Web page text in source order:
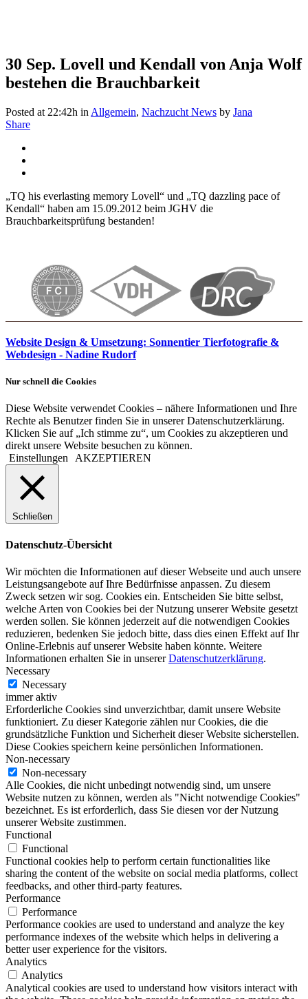
30 Sep. Lovell und Kendall von Anja Wolf
bestehen die Brauchbarkeit
Posted at 22:42h in Allgemein, Nachzucht News by Jana
Share
„TQ his everlasting memory Lovell“ und „TQ dazzling pace of
Kendall“ haben am 15.09.2012 beim JGHV die
Brauchbarkeitsprüfung bestanden!
Website Design & Umsetzung: Sonnentier Tierfotografie &
Webdesign - Nadine Rudorf
Nur schnell die Cookies
Diese Website verwendet Cookies – nähere Informationen und Ihre
Rechte als Benutzer finden Sie in unserer Datenschutzerklärung.
Klicken Sie auf „Ich stimme zu“, um Cookies zu akzeptieren und
direkt unsere Website besuchen zu können.
Einstellungen AKZEPTIEREN
Schließen
Datenschutz-Übersicht
Wir möchten die Informationen auf dieser Webseite und auch unsere
Leistungsangebote auf Ihre Bedürfnisse anpassen. Zu diesem
Zweck setzen wir sog. Cookies ein. Entscheiden Sie bitte selbst,
welche Arten von Cookies bei der Nutzung unserer Website gesetzt
werden sollen. Sie können jederzeit auf die notwendigen Cookies
reduzieren, bedenken Sie jedoch bitte, dass dies einen Effekt auf Ihr
Online-Erlebnis auf unserer Website haben könnte. Weitere
Informationen erhalten Sie in unsererDatenschutzerklärung.
Necessary
Necessary
immer aktiv
Erforderliche Cookies sind unverzichtbar, damit unsere Website
funktioniert. Zu dieser Kategorie zählen nur Cookies, die die
grundsätzliche Funktion und Sicherheit dieser Website sicherstellen.
Diese Cookies speichern keine persönlichen Informationen.
Non-necessary
Non-necessary
Alle Cookies, die nicht unbedingt notwendig sind, um unsere
Website nutzen zu können, werden als "Nicht notwendige Cookies"
bezeichnet. Es ist erforderlich, dass Sie diesen vor der Nutzung
unserer Website zustimmen.
Functional
Functional
Functional cookies help to perform certain functionalities like
sharing the content of the website on social media platforms, collect
feedbacks, and other third-party features.
Performance
Performance
Performance cookies are used to understand and analyze the key
performance indexes of the website which helps in delivering a
better user experience for the visitors.
Analytics
Analytics
Analytical cookies are used to understand how visitors interact with